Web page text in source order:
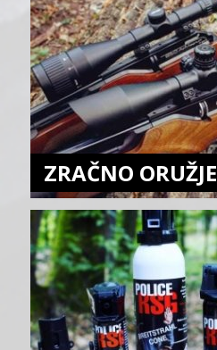
ZRAČNO ORUŽJE